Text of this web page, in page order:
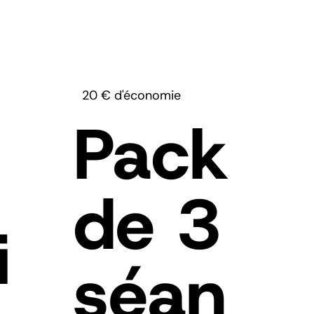
20 € d'économie
Pack
de 3
séan